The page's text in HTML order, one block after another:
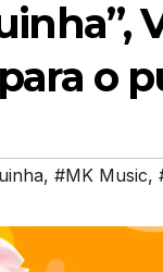
o
, #MK Music,